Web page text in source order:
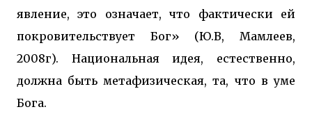
явление, это означает, что фактически ей
покровительствует Бог» (Ю.В, Мамлеев,
2008г). Национальная идея, естественно,
должна быть метафизическая, та, что в уме
Бога.